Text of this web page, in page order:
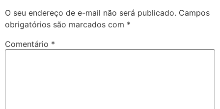
O seu endereço de e-mail não será publicado. Campos
obrigatórios são marcados com *
Comentário *